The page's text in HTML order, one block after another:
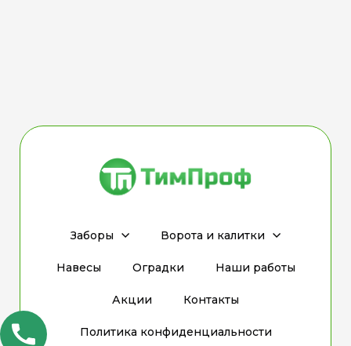
Заборы Ворота и калитки
Навесы Оградки Наши работы
Акции Контакты
Политика конфиденциальности